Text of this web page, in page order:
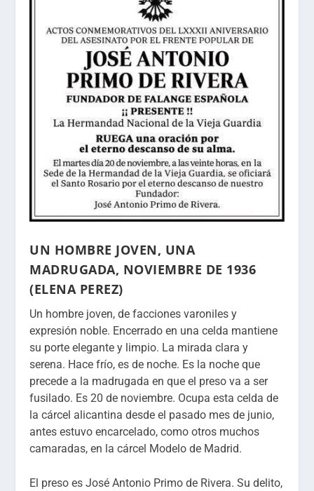
UN HOMBRE JOVEN, UNA
MADRUGADA, NOVIEMBRE DE 1936
(ELENA PEREZ)
Un hombre joven, de facciones varoniles y
expresión noble. Encerrado en una celda mantiene
su porte elegante y limpio. La mirada clara y
serena. Hace frío, es de noche. Es la noche que
precede a la madrugada en que el preso va a ser
fusilado. Es 20 de noviembre. Ocupa esta celda de
la cárcel alicantina desde el pasado mes de junio,
antes estuvo encarcelado, como otros muchos
camaradas, en la cárcel Modelo de Madrid.
El preso es José Antonio Primo de Rivera. Su delito,